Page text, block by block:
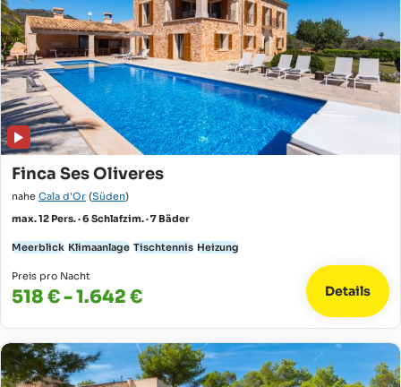
Finca Ses Oliveres
nahe Cala d'Or (Süden)
max. 12 Pers. · 6 Schlafzim. · 7 Bäder
Meerblick Klimaanlage Tischtennis Heizung
Preis pro Nacht
518 € - 1.642 € Details